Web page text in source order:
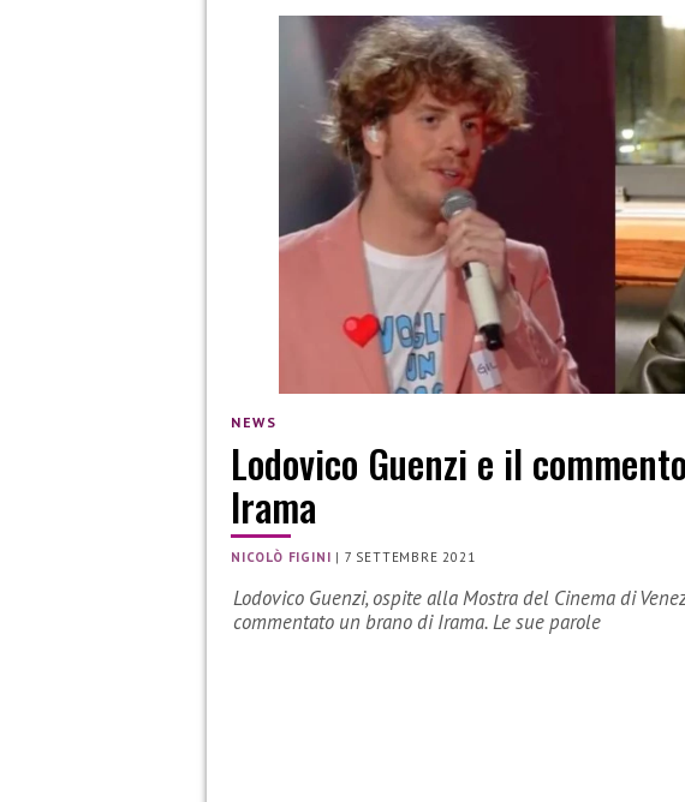
NEWS
Lodovico Guenzi e il
Irama
NICOLÒ FIGINI | 7 SETTEMBRE 2021
Lodovico Guenzi, ospite alla Mostra del Cinema di
commentato un brano di Irama. Le sue parole